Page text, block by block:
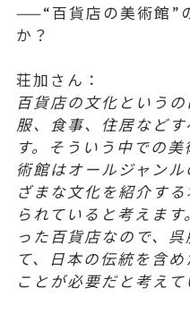
——“百貨店の美術館”
か？
荘加さん：
百貨店の文化という
服、食事、住居など
す。そういう中での
術館はオールジャン
ざまな文化を紹介す
られていると考えま
った百貨店なので、
て、日本の伝統を含
ことが必要だと考えて